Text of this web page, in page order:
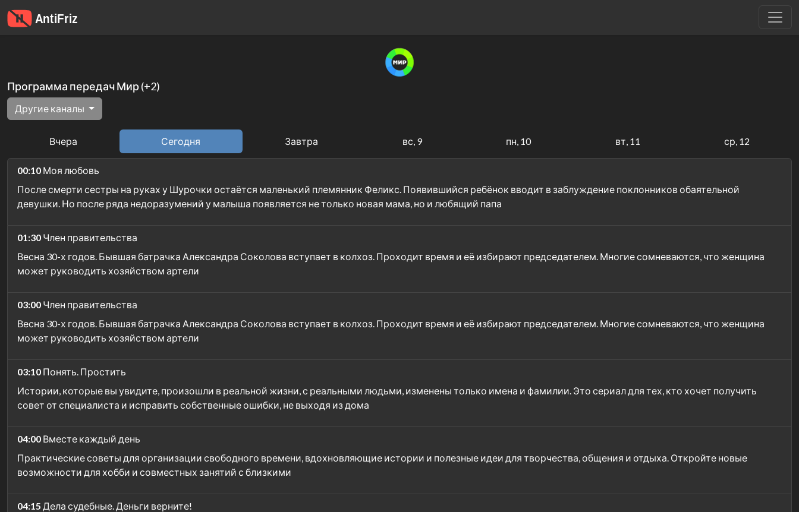
Программа передач Мир (+2)
Другие каналы
Вчера Сегодня Завтра вс, 9 пн, 10 вт, 11 ср, 12
00:10 Моя любовь
После смерти сестры на руках у Шурочки остаётся маленький племянник Феликс. Появившийся ребёнок вводит в заблуждение поклонников обаятельной
девушки. Но после ряда недоразумений у малыша появляется не только новая мама, но и любящий папа
01:30 Член правительства
Весна 30-х годов. Бывшая батрачка Александра Соколова вступает в колхоз. Проходит время и её избирают председателем. Многие сомневаются, что женщина
может руководить хозяйством артели
03:00 Член правительства
Весна 30-х годов. Бывшая батрачка Александра Соколова вступает в колхоз. Проходит время и её избирают председателем. Многие сомневаются, что женщина
может руководить хозяйством артели
03:10 Понять. Простить
Истории, которые вы увидите, произошли в реальной жизни, с реальными людьми, изменены только имена и фамилии. Это сериал для тех, кто хочет получить
совет от специалиста и исправить собственные ошибки, не выходя из дома
04:00 Вместе каждый день
Практические советы для организации свободного времени, вдохновляющие истории и полезные идеи для творчества, общения и отдыха. Откройте новые
возможности для хобби и совместных занятий с близкими
04:15 Дела судебные. Деньги верните!